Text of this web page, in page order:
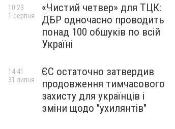
«Чистий четвер» для ТЦК:
ДБР одночасно проводить
понад 100 обшуків по всій
Україні
10:23
1 серпня
ЄС остаточно затвердив
продовження тимчасового
захисту для українців і
зміни щодо "ухилянтів"
14:41
31 липня